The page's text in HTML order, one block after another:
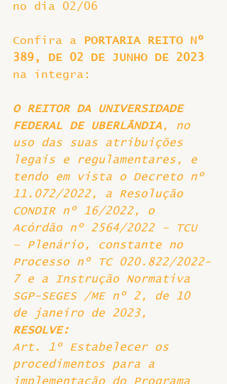
no dia 02/06
Confira a
PORTARIA REITO Nº
389, DE 02 DE JUNHO DE 2023
na íntegra:
O REITOR DA UNIVERSIDADE
FEDERAL DE UBERLÂNDIA , no
uso das suas atribuições
legais e regulamentares, e
tendo em vista o Decreto nº
11.072/2022, a Resolução
CONDIR nº 16/2022, o
Acórdão nº 2564/2022 – TCU
– Plenário, constante no
Processo nº TC 020.822/2022-
7 e a Instrução Normativa
SGP-SEGES /ME nº 2, de 10
de janeiro de 2023,
RESOLVE:
Art. 1º Estabelecer os
procedimentos para a
implementação do Programa